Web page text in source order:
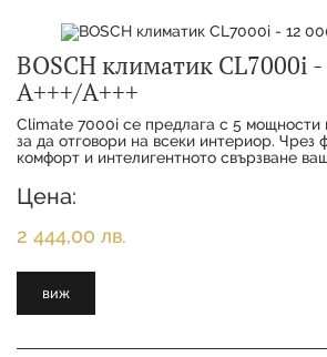
BOSCH климатик CL7000i
А+++/А+++
Climate 7000i се предлага с 5 мощности
за да отговори на всеки интериор. Чрез
комфорт и интелигентното свързване
Цена:
2 444,00 лв.
виж